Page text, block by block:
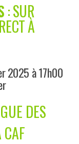
: SUR
À
2025 à 17h00
DES